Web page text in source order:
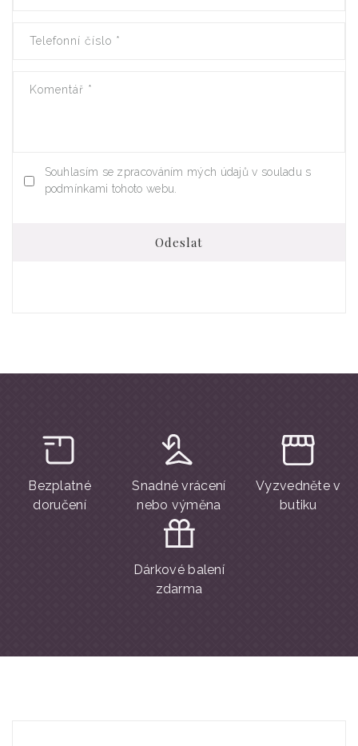
Telefonní číslo *
Komentář *
Souhlasím se zpracováním mých údajů v souladu s
podmínkami tohoto webu.
Odeslat
Bezplatné
doručení
Snadné vrácení
nebo výměna
Vyzvedněte v
butiku
Dárkové balení
zdarma